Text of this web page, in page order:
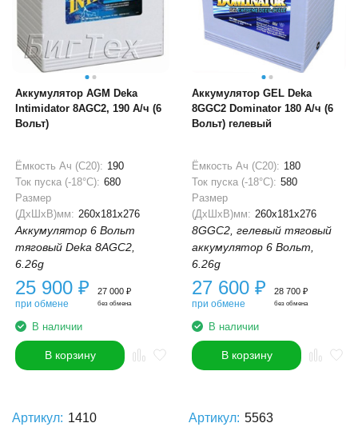
Аккумулятор AGM Deka
Intimidator 8AGC2, 190 А/ч (6
Вольт)
Ёмкость Ач (С20): 190
Ток пуска (-18°С): 680
Размер
(ДхШхВ)мм: 260x181x276
Аккумулятор 6 Вольт
тяговый Deka 8AGC2,
6.26g
25 900 ₽
при обмене
27 000 ₽
без обмена
В наличии
В корзину
Аккумулятор GEL Deka
8GGC2 Dominator 180 А/ч (6
Вольт) гелевый
Ёмкость Ач (С20): 180
Ток пуска (-18°С): 580
Размер
(ДхШхВ)мм: 260x181x276
8GGC2, гелевый тяговый
аккумулятор 6 Вольт,
6.26g
27 600 ₽
при обмене
28 700 ₽
без обмена
В наличии
В корзину
Артикул: 1410 Артикул: 5563